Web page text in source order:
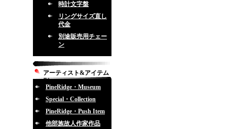
時計文字盤
リングサイズ直し
代金
別途販売用チェー
ン
アーティスト&アイテム
別
PineRidge・Museum
Special・Collection
PineRidge・Push Item
他部族故人作家作品